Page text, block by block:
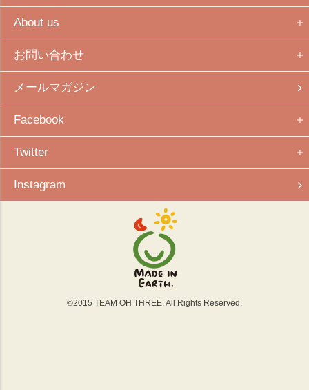
About us
お問い合わせ
メールマガジン
Facebook
Twitter
Instagram
©2015 TEAM OH THREE, All Rights Reserved.